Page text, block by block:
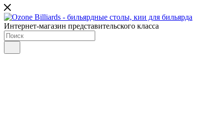
Интернет-магазин представительского класса